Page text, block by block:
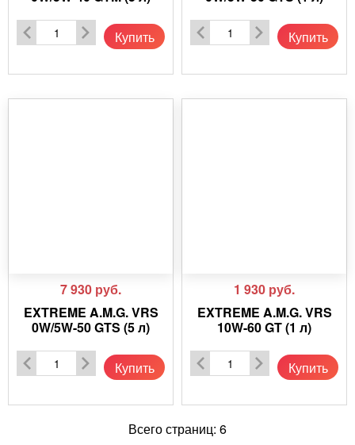
Купить Купить
7 930 руб.
EXTREME A.M.G. VRS
0W/5W-50 GTS (5 л)
Купить
1 930 руб.
EXTREME A.M.G. VRS
10W-60 GT (1 л)
Купить
Всего страниц: 6